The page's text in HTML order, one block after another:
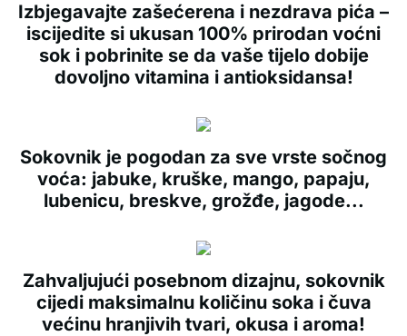
Izbjegavajte zašećerena i nezdrava pića –
iscijedite si ukusan 100% prirodan voćni
sok i pobrinite se da vaše tijelo dobije
dovoljno vitamina i antioksidansa!
Sokovnik je pogodan za sve vrste sočnog
voća: jabuke, kruške, mango, papaju,
lubenicu, breskve, grožđe, jagode...
Zahvaljujući posebnom dizajnu, sokovnik
cijedi maksimalnu količinu soka i čuva
većinu hranjivih tvari, okusa i aroma!